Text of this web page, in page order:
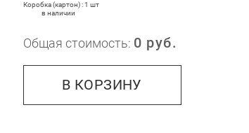
Коробка (картон) : 1 шт
в наличии
Общая стоимость: 0 руб.
В КОРЗИНУ